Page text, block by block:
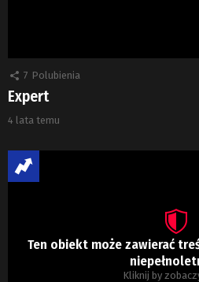
7 Polubienia
Expert
4 lata temu
Ten obiekt może zawierać
Kliknij by